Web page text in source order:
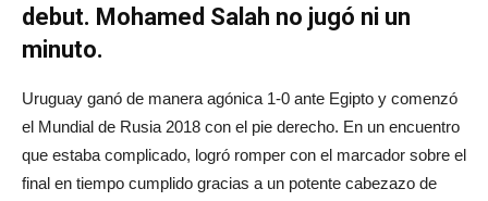
debut. Mohamed Salah no jugó ni un
minuto.
Uruguay ganó de manera agónica 1-0 ante Egipto y comenzó
el Mundial de Rusia 2018 con el pie derecho. En un encuentro
que estaba complicado, logró romper con el marcador sobre el
final en tiempo cumplido gracias a un potente cabezazo de